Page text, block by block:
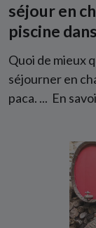
séjour en
piscine
Quoi de mieux
séjourner en
paca. ... En